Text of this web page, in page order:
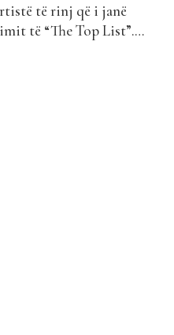
të rinj që i janë
të “The Top List”.